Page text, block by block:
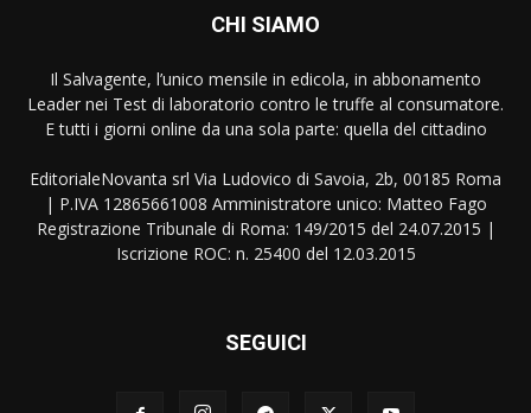
CHI SIAMO
Il Salvagente, l’unico mensile in edicola, in abbonamento
Leader nei Test di laboratorio contro le truffe al consumatore.
E tutti i giorni online da una sola parte: quella del cittadino
EditorialeNovanta srl Via Ludovico di Savoia, 2b, 00185 Roma
| P.IVA 12865661008 Amministratore unico: Matteo Fago
Registrazione Tribunale di Roma: 149/2015 del 24.07.2015 |
Iscrizione ROC: n. 25400 del 12.03.2015
SEGUICI